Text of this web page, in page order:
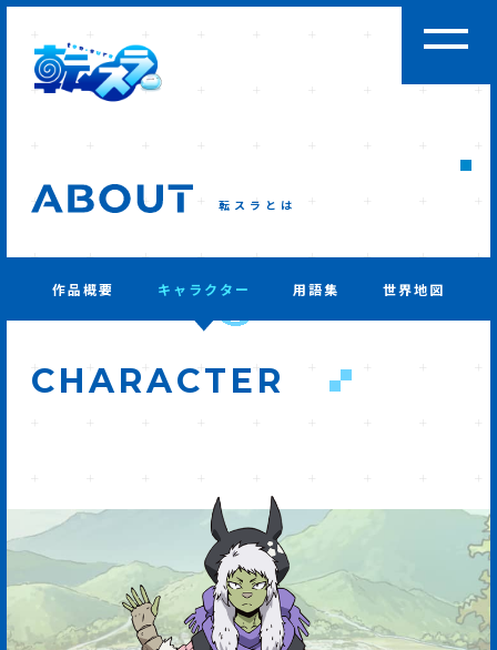
転スラとは
作品概要 キャラクター 用語集 世界地図
CHARACTER